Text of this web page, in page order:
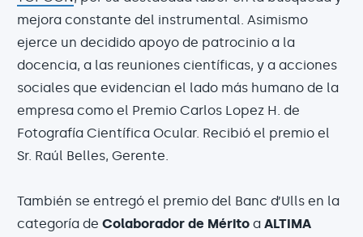
mejora constante del instrumental. Asimismo
ejerce un decidido apoyo de patrocinio a la
docencia, a las reuniones científicas, y a acciones
sociales que evidencian el lado más humano de la
empresa como el Premio Carlos Lopez H. de
Fotografía Científica Ocular. Recibió el premio el
Sr. Raúl Belles, Gerente.
También se entregó el premio del Banc d’Ulls en la
categoría de Colaborador de Mérito a ALTIMA